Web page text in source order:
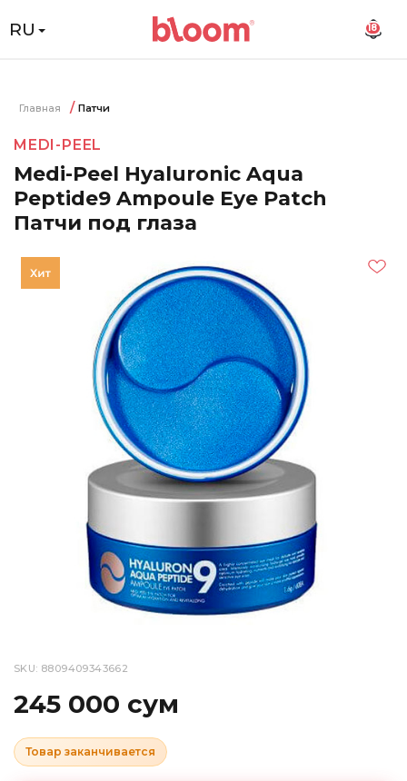
RU 18
Главная Патчи
MEDI-PEEL
Medi-Peel Hyaluronic Aqua
Peptide9 Ampoule Eye Patch
Патчи под глаза
SKU: 8809409343662
245 000 сум
Товар заканчивается